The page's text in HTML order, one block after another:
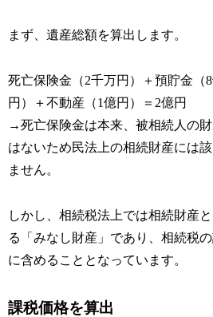
まず、遺産総額を算出します。
死亡保険金（2千万円）＋預貯金（
円）＋不動産（1億円）＝2億円
→死亡保険金は本来、被相続人の
はないため民法上の相続財産には
ません。
しかし、相続税法上では相続財産
る「みなし財産」であり、相続税
に含めることとなっています。
課税価格を算出